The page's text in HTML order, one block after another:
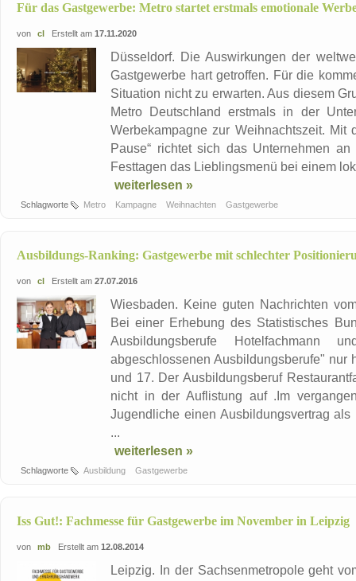
Für das Gastgewerbe: Metro startet erstmals emotionale
von cl Erstellt am 17.11.2020
Düsseldorf. Die Auswirkungen der
Gastgewerbe hart getroffen. Für die
Situation nicht zu erwarten. Aus diesem
Metro Deutschland erstmals in der
Werbekampagne zur Weihnachtszeit. Mit
Pause“ richtet sich das Unternehmen
Festtagen das Lieblingsmenü bei einem
weiterlesen »
Schlagworte Metro Kampagne Weihnachten Gastgewerbe
Ausbildungs-Ranking: Gastgewerbe mit schlechter
von cl Erstellt am 27.07.2016
Wiesbaden. Keine guten Nachrichten
Bei einer Erhebung des Statistisches
Ausbildungsberufe Hotelfachmann
abgeschlossenen Ausbildungsberufe"
und 17. Der Ausbildungsberuf
nicht in der Auflistung auf .Im
Jugendliche einen Ausbildungsvertrag
...
weiterlesen »
Schlagworte Ausbildung Gastgewerbe
Iss Gut!: Fachmesse für Gastgewerbe im November in Leipzig
von mb Erstellt am 12.08.2014
Leipzig. In der Sachsenmetropole geht